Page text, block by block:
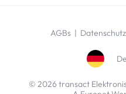
AGBs| Datenschutz
© 2026 transact